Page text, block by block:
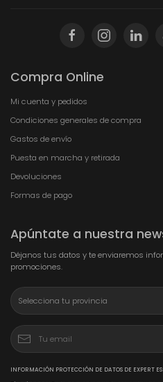
Compra Online
Mi cuenta y pedidos
Condiciones generales de compra
Gastos de envío
Puesta en marcha y retirada
Devoluciones
Formas de pago
Apúntate a nuestra
Déjanos tus datos y te enviaremos
promociones.
INFORMACIÓN PROTECCIÓN DE DATOS DE EXPERT